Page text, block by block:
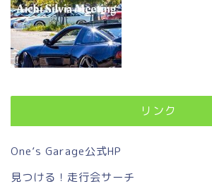
リンク
One’s Garage公式HP
見つける！走行会サーチ